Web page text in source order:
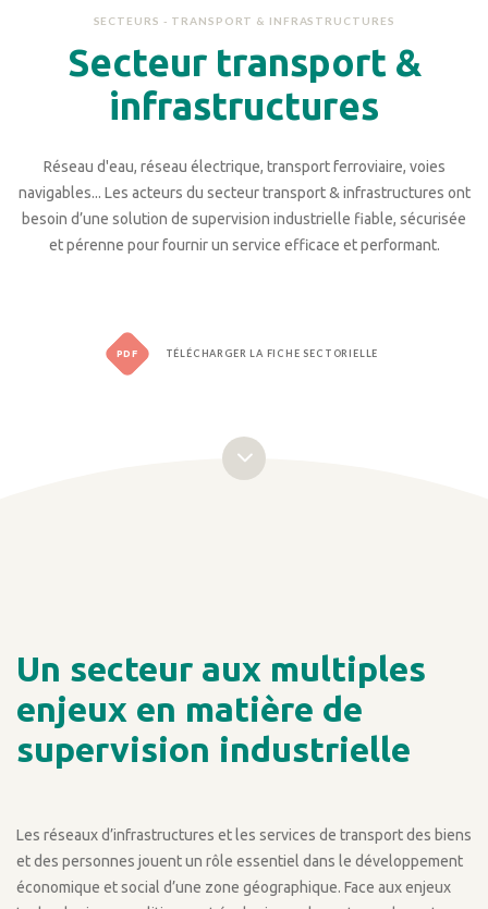
SECTEURS - TRANSPORT & INFRASTRUCTURES
Secteur transport &
infrastructures
Réseau d'eau, réseau électrique, transport ferroviaire, voies
navigables... Les acteurs du secteur transport & infrastructures ont
besoin d’une solution de supervision industrielle fiable, sécurisée
et pérenne pour fournir un service efficace et performant.
PDF TÉLÉCHARGER LA FICHE SECTORIELLE
Un secteur aux multiples
enjeux en matière de
supervision industrielle
Les réseaux d’infrastructures et les services de transport des biens
et des personnes jouent un rôle essentiel dans le développement
économique et social d’une zone géographique. Face aux enjeux